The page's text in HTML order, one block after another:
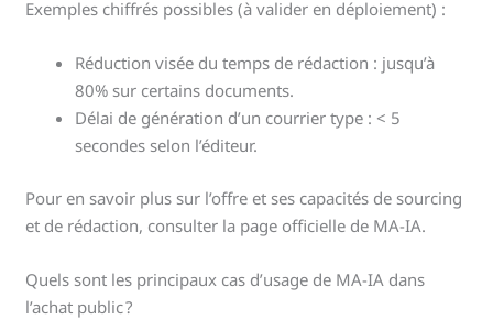
Exemples chiffrés possibles (à valider en déploiement) :
Réduction visée du temps de rédaction : jusqu’à
80% sur certains documents.
Délai de génération d’un courrier type : < 5
secondes selon l’éditeur.
Pour en savoir plus sur l’offre et ses capacités de sourcing
et de rédaction, consulter la page officielle de MA-IA.
Quels sont les principaux cas d’usage de MA-IA dans
l’achat public ?